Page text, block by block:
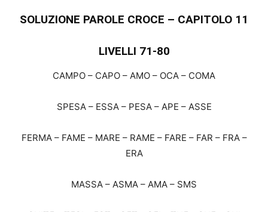
SOLUZIONE PAROLE CROCE – CAPITOLO 11
LIVELLI 71-80
CAMPO – CAPO – AMO – OCA – COMA
SPESA – ESSA – PESA – APE – ASSE
FERMA – FAME – MARE – RAME – FARE – FAR – FRA –
ERA
MASSA – ASMA – AMA – SMS